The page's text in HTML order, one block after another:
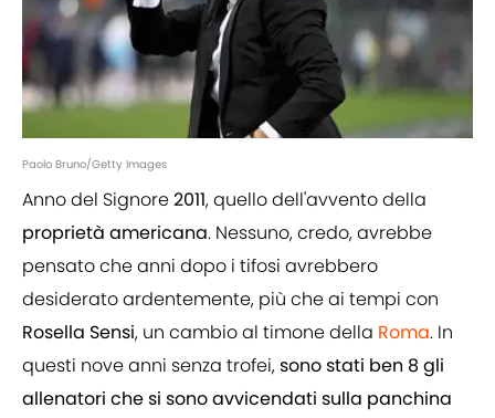
Paolo Bruno/Getty Images
Anno del Signore2011, quello dell'avvento della
proprietà americana. Nessuno, credo, avrebbe
pensato che anni dopo i tifosi avrebbero
desiderato ardentemente, più che ai tempi con
Rosella Sensi, un cambio al timone della Roma. In
questi nove anni senza trofei,sono stati ben 8 gli
allenatori che si sono avvicendati sulla panchina